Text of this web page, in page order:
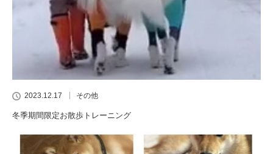
2023.12.17 その他
冬季期間限定お散歩トレーニング